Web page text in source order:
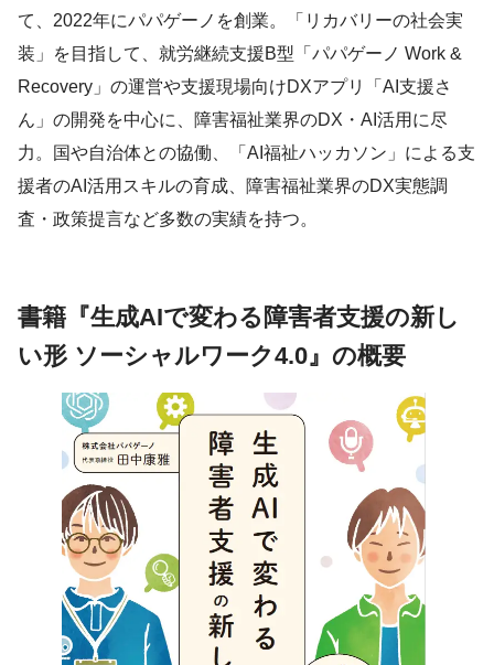
て、2022年にパパゲーノを創業。「リカバリーの社会実
装」を目指して、就労継続支援B型「パパゲーノ Work &
Recovery」の運営や支援現場向けDXアプリ「AI支援さ
ん」の開発を中心に、障害福祉業界のDX・AI活用に尽
力。国や自治体との協働、「AI福祉ハッカソン」による支
援者のAI活用スキルの育成、障害福祉業界のDX実態調
査・政策提言など多数の実績を持つ。
書籍『生成AIで変わる障害者支援の新し
い形 ソーシャルワーク4.0』の概要